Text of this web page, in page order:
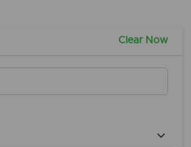
Clear Now